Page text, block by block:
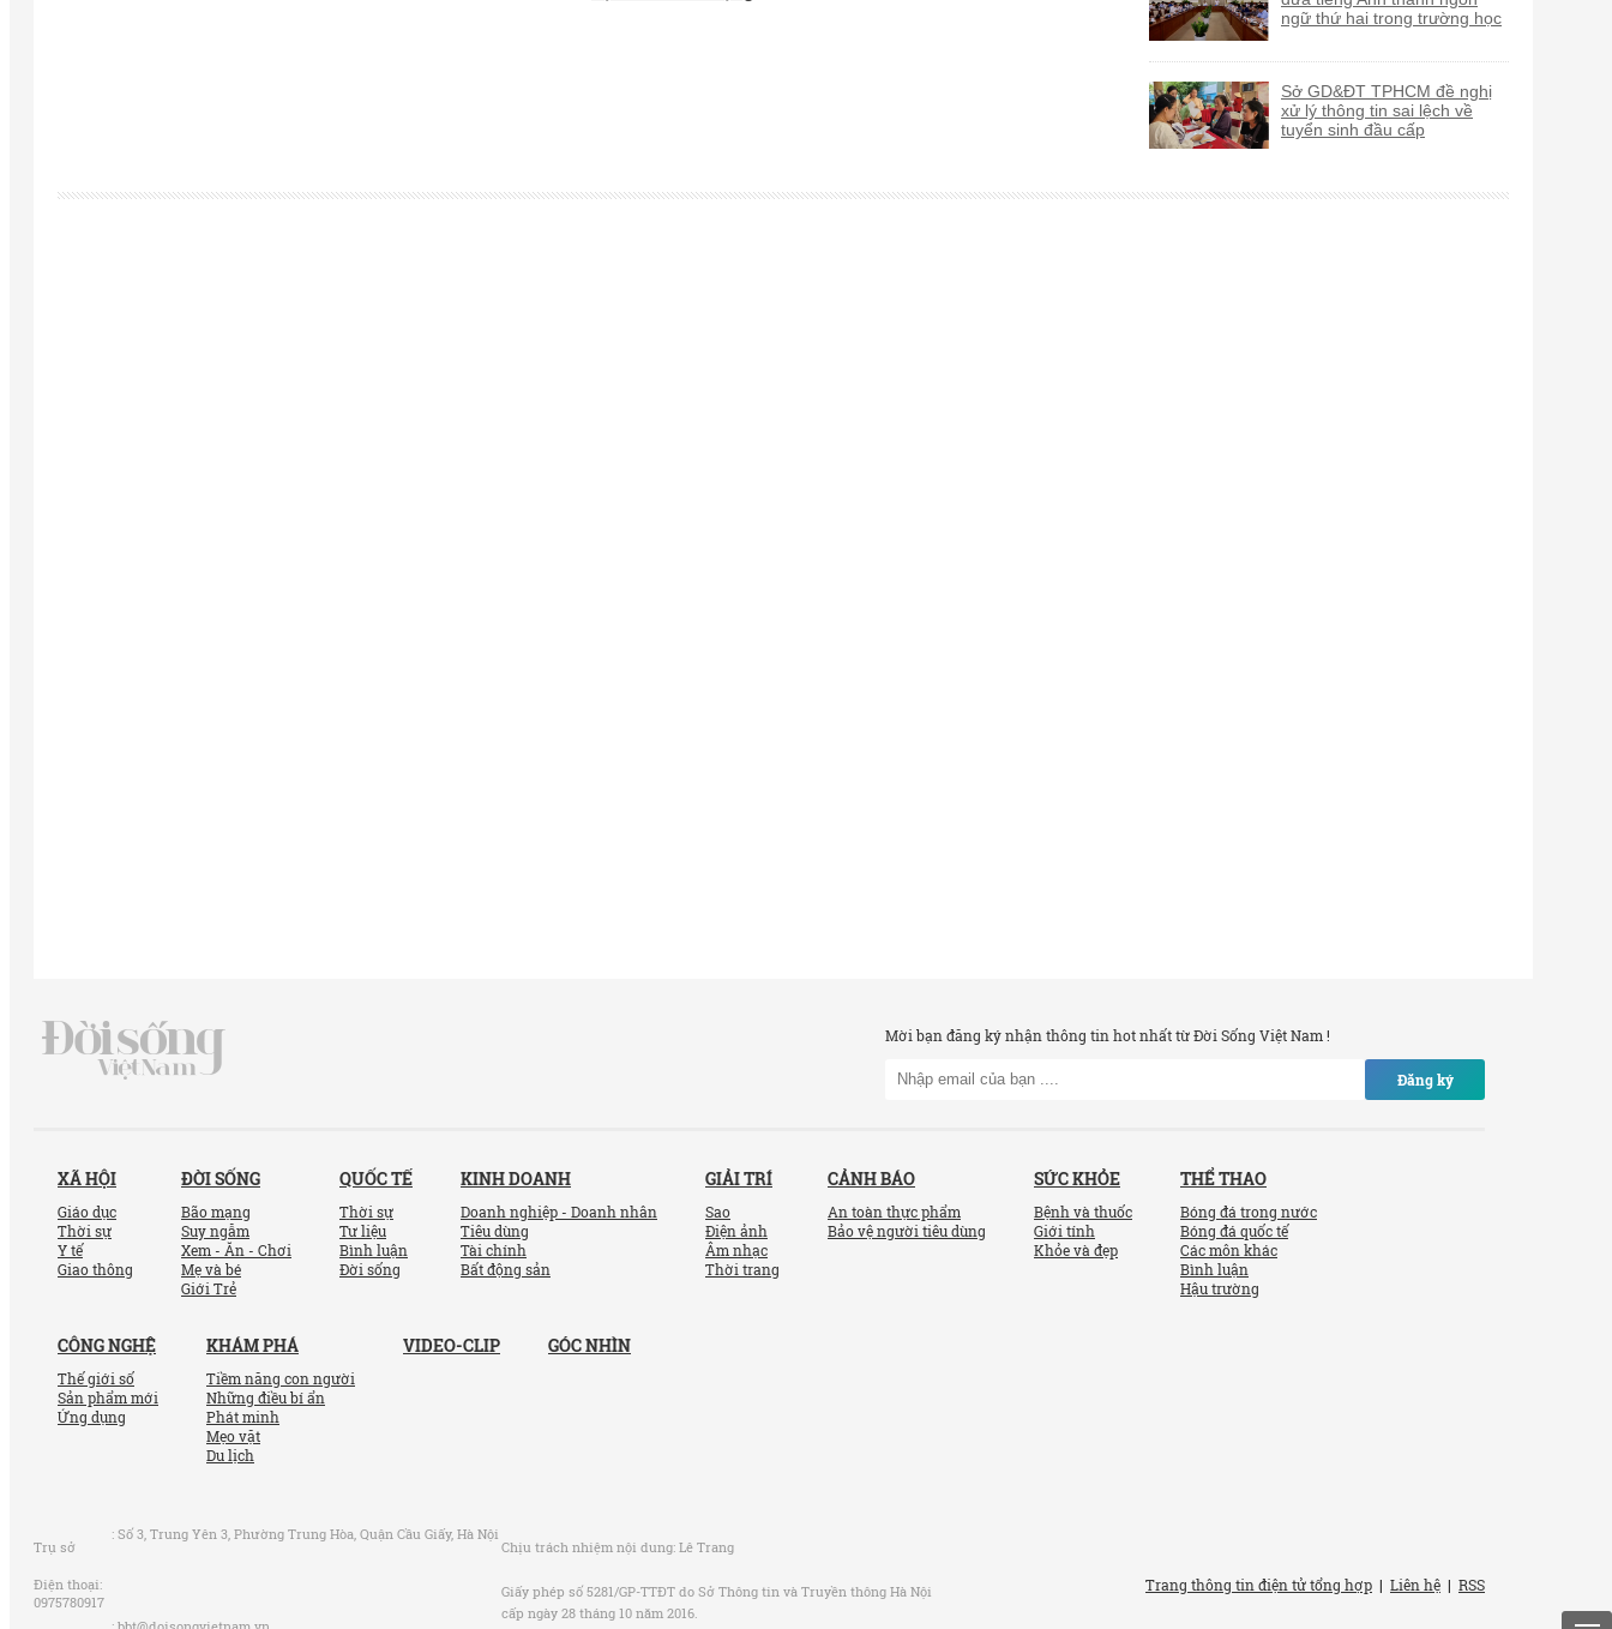
ngữ thứ hai trong trường học
Sở GD&ĐT TPHCM đề nghị
xử lý thông tin sai lệch về
tuyển sinh đầu cấp
Mời bạn đăng ký nhận thông tin hot nhất từ Đời Sống Việt Nam !
Đăng ký
XÃ HỘI
Giáo dục
Thời sự
Y tế
Giao thông
ĐỜI SỐNG
Bão mạng
Suy ngẫm
Xem - Ăn - Chơi
Mẹ và bé
Giới Trẻ
QUỐC TẾ
Thời sự
Tư liệu
Bình luận
Đời sống
KINH DOANH
Doanh nghiệp - Doanh nhân
Tiêu dùng
Tài chính
Bất động sản
GIẢI TRÍ
Sao
Điện ảnh
Âm nhạc
Thời trang
CẢNH BÁO
An toàn thực phẩm
Bảo vệ người tiêu dùng
SỨC KHỎE
Bệnh và thuốc
Giới tính
Khỏe và đẹp
THỂ THAO
Bóng đá trong nước
Bóng đá quốc tế
Các môn khác
Bình luận
Hậu trường
CÔNG NGHỆ
Thế giới số
Sản phẩm mới
Ứng dụng
KHÁM PHÁ
Tiềm năng con người
Những điều bí ẩn
Phát minh
Mẹo vặt
Du lịch
VIDEO-CLIP GÓC NHÌN
Trụ sở
: Số 3, Trung Yên 3, Phường Trung Hòa, Quận Cầu Giấy, Hà Nội
Điện thoại:
0975780917
Chịu trách nhiệm nội dung: Lê Trang
Giấy phép số 5281/GP-TTĐT do Sở Thông tin và Truyền thông Hà Nội
cấp ngày 28 tháng 10 năm 2016.
Trang thông tin điện tử tổng hợp | Liên hệ | RSS